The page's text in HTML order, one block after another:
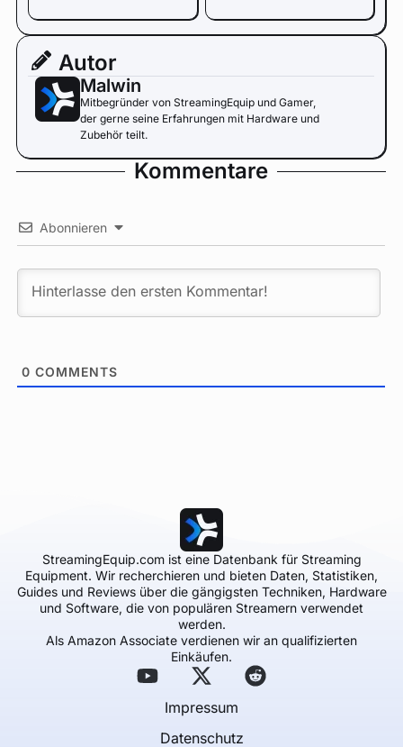
Autor
Malwin
Mitbegründer von StreamingEquip und Gamer,
der gerne seine Erfahrungen mit Hardware und
Zubehör teilt.
Kommentare
Abonnieren
0 COMMENTS
StreamingEquip.com ist eine Datenbank für Streaming
Equipment. Wir recherchieren und bieten Daten, Statistiken,
Guides und Reviews über die gängigsten Techniken, Hardware
und Software, die von populären Streamern verwendet
werden.
Als Amazon Associate verdienen wir an qualifizierten
Einkäufen.
Impressum
Datenschutz